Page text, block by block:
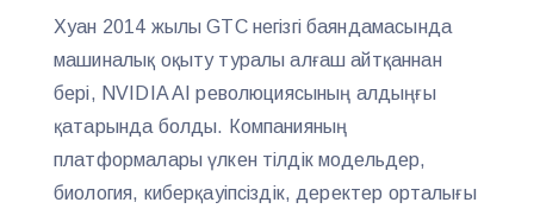
Хуан 2014 жылы GTC негізгі баяндамасында
машиналық оқыту туралы алғаш айтқаннан
бері, NVIDIA AI революциясының алдыңғы
қатарында болды. Компанияның
платформалары үлкен тілдік модельдер,
биология, киберқауіпсіздік, деректер орталығы